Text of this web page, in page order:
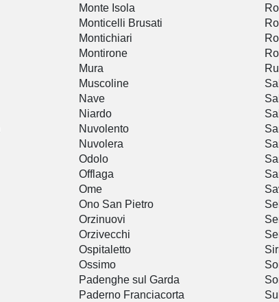
Monte Isola
Monticelli Brusati
Montichiari
Montirone
Mura
Muscoline
Nave
Niardo
Nuvolento
Nuvolera
Odolo
Offlaga
Ome
Ono San Pietro
Orzinuovi
Orzivecchi
Ospitaletto
Ossimo
Padenghe sul Garda
Paderno Franciacorta